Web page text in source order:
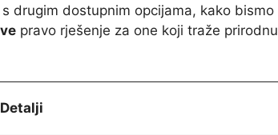
drugim dostupnim opcijama, kako bismo
pravo rješenje za one koji traže prirodnu
Detalji